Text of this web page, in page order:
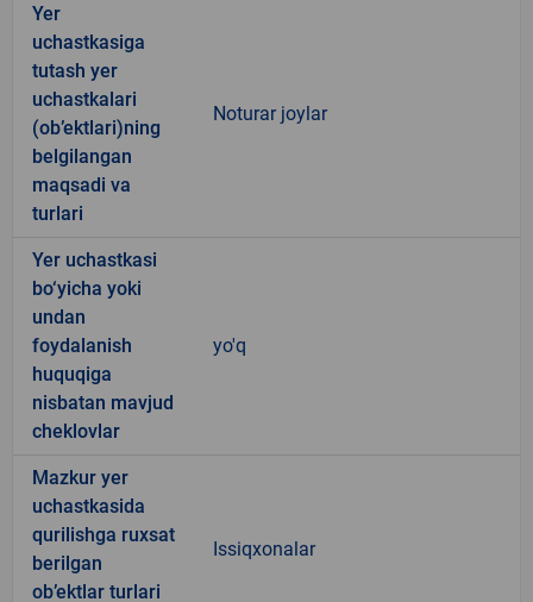
Yer
uchastkasiga
tutash yer
uchastkalari
(ob’ektlari)ning
belgilangan
maqsadi va
turlari
Noturar joylar
Yer uchastkasi
bo‘yicha yoki
undan
foydalanish
huquqiga
nisbatan mavjud
cheklovlar
yo'q
Mazkur yer
uchastkasida
qurilishga ruxsat
berilgan
ob’ektlar turlari
Issiqxonalar